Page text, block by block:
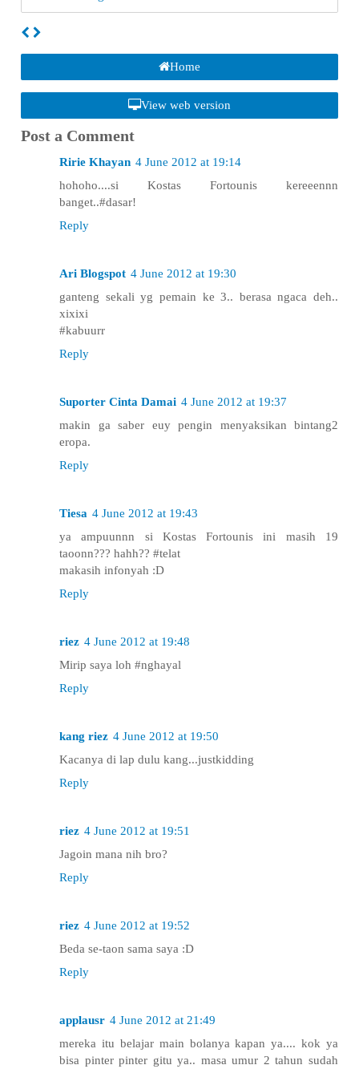
Home
View web version
Post a Comment
Ririe Khayan 4 June 2012 at 19:14
hohoho....si Kostas Fortounis kereeennn
banget..#dasar!
Reply
Ari Blogspot 4 June 2012 at 19:30
ganteng sekali yg pemain ke 3.. berasa ngaca deh..
xixixi
#kabuurr
Reply
Suporter Cinta Damai 4 June 2012 at 19:37
makin ga saber euy pengin menyaksikan bintang2
eropa.
Reply
Tiesa 4 June 2012 at 19:43
ya ampuunnn si Kostas Fortounis ini masih 19
taoonn??? hahh?? #telat
makasih infonyah :D
Reply
riez 4 June 2012 at 19:48
Mirip saya loh #nghayal
Reply
kang riez 4 June 2012 at 19:50
Kacanya di lap dulu kang...justkidding
Reply
riez 4 June 2012 at 19:51
Jagoin mana nih bro?
Reply
riez 4 June 2012 at 19:52
Beda se-taon sama saya :D
Reply
applausr 4 June 2012 at 21:49
mereka itu belajar main bolanya kapan ya.... kok ya
bisa pinter pinter gitu ya.. masa umur 2 tahun sudah